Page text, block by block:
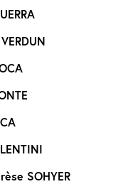
SOHYER